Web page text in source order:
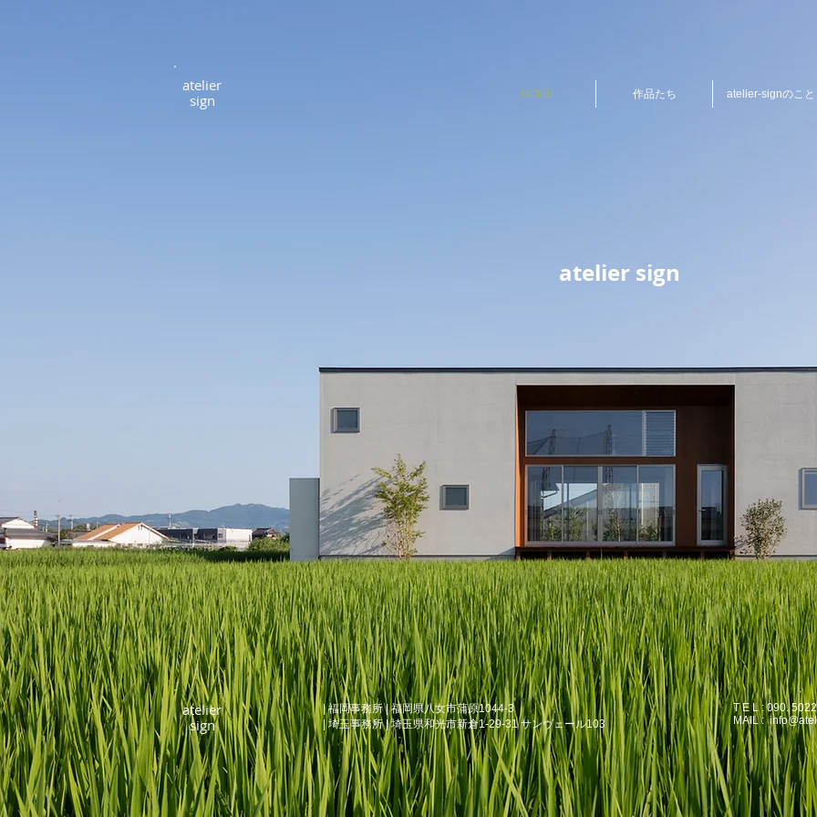
atelier
​sign
HOME 作品たち atelier-signのこと
atelier sign
| 福岡事務所 | 福岡県八女市蒲原1044-3
| 埼玉事務所 | 埼玉県和光市新倉1-29-31 サンヴェール103
atelier
​sign
T E L : 090.
MAIL :